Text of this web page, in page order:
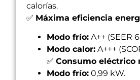
calorías.
✅ Máxima eficiencia
Modo frío: A++ (SEER
Modo calor: A+++
✅Consumo eléctrico
Modo frío: 0,99 kW.